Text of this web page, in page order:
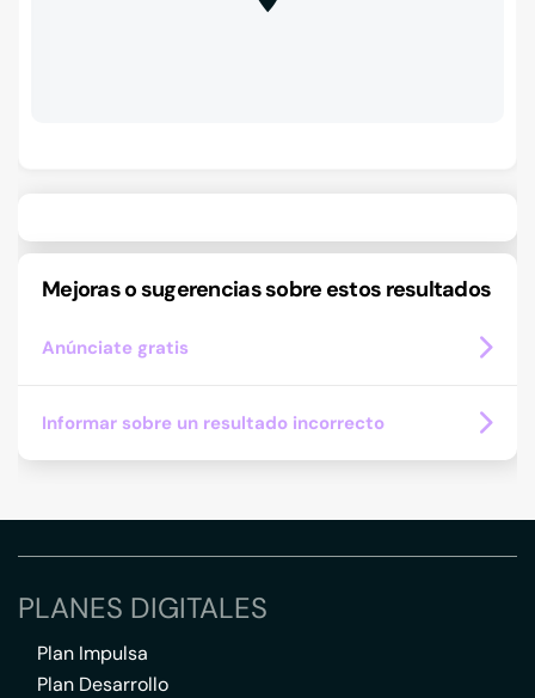
Mejoras o sugerencias sobre estos resultados
Anúnciate gratis
Informar sobre un resultado incorrecto
PLANES DIGITALES
Plan Impulsa
Plan Desarrollo